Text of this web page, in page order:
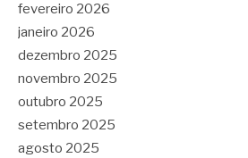
fevereiro 2026
janeiro 2026
dezembro 2025
novembro 2025
outubro 2025
setembro 2025
agosto 2025